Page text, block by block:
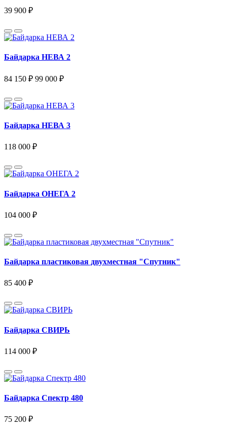
39 900 ₽
Байдарка НЕВА 2
84 150 ₽ 99 000 ₽
Байдарка НЕВА 3
118 000 ₽
Байдарка ОНЕГА 2
104 000 ₽
Байдарка пластиковая двухместная "Спутник"
85 400 ₽
Байдарка СВИРЬ
114 000 ₽
Байдарка Спектр 480
75 200 ₽